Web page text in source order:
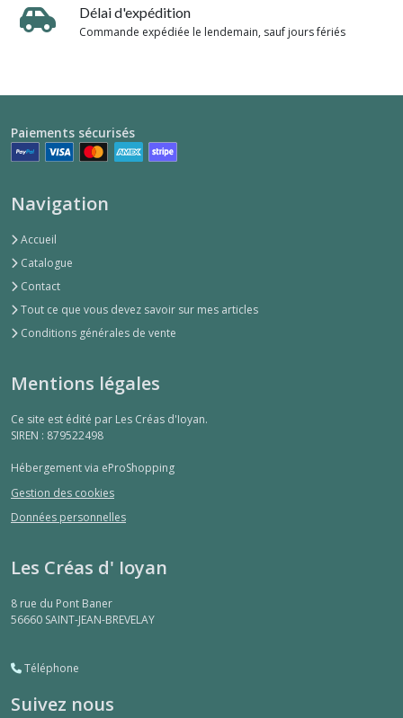
Délai d'expédition
Commande expédiée le lendemain, sauf jours fériés
Paiements sécurisés
Navigation
Accueil
Catalogue
Contact
Tout ce que vous devez savoir sur mes articles
Conditions générales de vente
Mentions légales
Ce site est édité par Les Créas d'Ioyan.
SIREN : 879522498
Hébergement via eProShopping
Gestion des cookies
Données personnelles
Les Créas d' Ioyan
8 rue du Pont Baner
56660 SAINT-JEAN-BREVELAY
Téléphone
Suivez nous